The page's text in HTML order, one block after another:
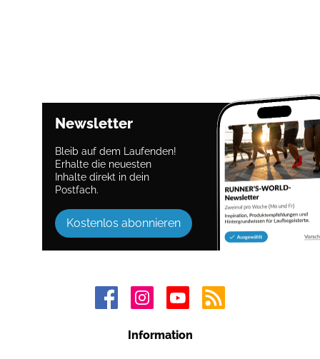
Newsletter
Bleib auf dem Laufenden!
Erhalte die neuesten
Inhalte direkt in dein
Postfach.
Kostenlos abonnieren
Information